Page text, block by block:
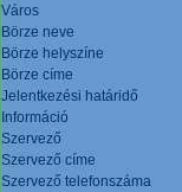
Város
Börze neve
Börze helyszíne
Börze címe
Jelentkezési határidő
Információ
Szervező
Szervező címe
Szervező telefonszáma